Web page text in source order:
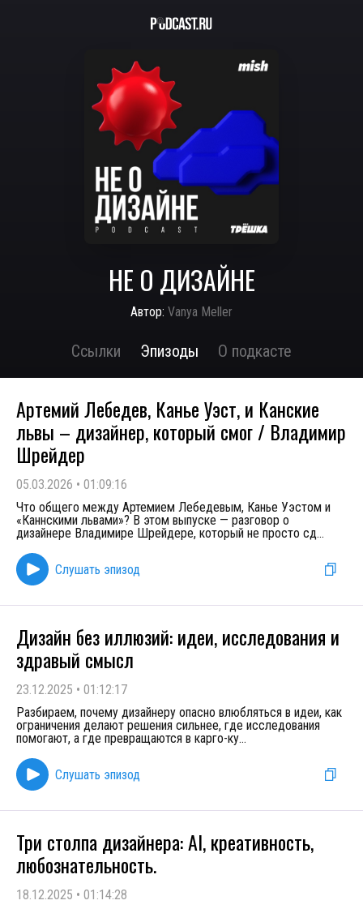
НЕ О ДИЗАЙНЕ
Автор: Vanya Meller
Ссылки Эпизоды О подкасте
Артемий Лебедев, Канье Уэст, и Канские
львы – дизайнер, который смог / Владимир
Шрейдер
05.03.2026 • 01:09:16
Что общего между Артемием Лебедевым, Канье Уэстом и
«Каннскими львами»? В этом выпуске — разговор о
дизайнере Владимире Шрейдере, который не просто сд...
Слушать эпизод
Дизайн без иллюзий: идеи, исследования и
здравый смысл
23.12.2025 • 01:12:17
Разбираем, почему дизайнеру опасно влюбляться в идеи, как
ограничения делают решения сильнее, где исследования
помогают, а где превращаются в карго-ку...
Слушать эпизод
Три столпа дизайнера: AI, креативность,
любознательность.
18.12.2025 • 01:14:28